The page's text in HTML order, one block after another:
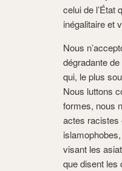
celui de l’État
inégalitaire et
Nous
dégradante
qui, le plus
Nous luttons
formes, nous
actes racistes
visant les
que disent les